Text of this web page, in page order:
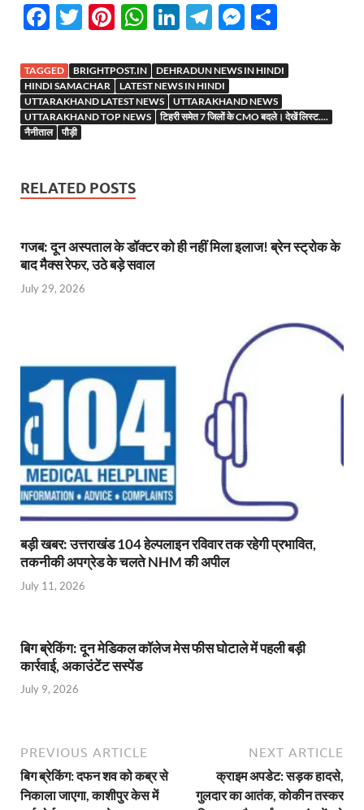
F
e
b
o
o
T
itt
er
Pi
er
es
t
W
at
s
A
Li
k
e
dI
T
e
gr
a
M
se
n
g
ar
e
TAGGED BRIGHTPOST.IN
DEHRADUN NEWS IN HINDI
HINDI SAMACHAR
LATEST NEWS IN HINDI
UTTARAKHAND LATEST NEWS
UTTARAKHAND NEWS
UTTARAKHAND TOP NEWS
टिहरी समेत 7 जिलों के CMO बदले। देखें लिस्ट....
नैनीताल
पौड़ी
RELATED POSTS
गजब: दून अस्पताल के डॉक्टर को ही नहीं मिला इलाज! ब्रेन स्ट्रोक के
बाद मैक्स रेफर, उठे बड़े सवाल
July 29, 2026
बड़ी खबर: उत्तराखंड 104 हेल्पलाइन रविवार तक रहेगी प्रभावित,
तकनीकी अपग्रेड के चलते NHM की अपील
July 11, 2026
बिग ब्रेकिंग: दून मेडिकल कॉलेज मेस फीस घोटाले में पहली बड़ी
कार्रवाई, अकाउंटेंट सस्पेंड
July 9, 2026
PREVIOUS ARTICLE
बिग ब्रेकिंग: दफन शव को कब्र से
निकाला जाएगा, काशीपुर केस में
NEXT ARTICLE
क्राइम अपडेट: सड़क हादसे,
गुलदार का आतंक, कोकीन तस्कर